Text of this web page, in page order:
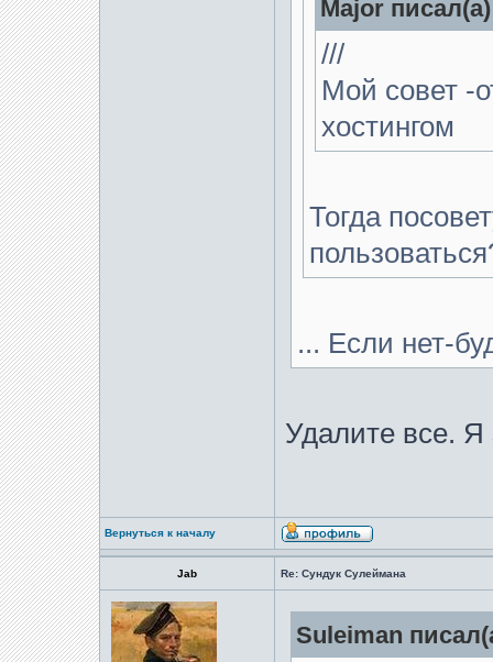
Major
///
Мой совет -
хостингом
Тогда
... Если нет-
Удалите все. Я
Вернуться к началу
Jab Re: Сундук Сулеймана
Suleiman